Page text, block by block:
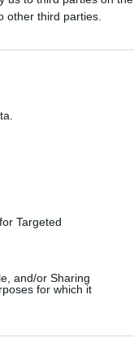
other third parties.
Targeted
and/or Sharing
for which it
ensuite le
dorées à
le feu et laissez
pour qu’elles
de minutes en
cuites.